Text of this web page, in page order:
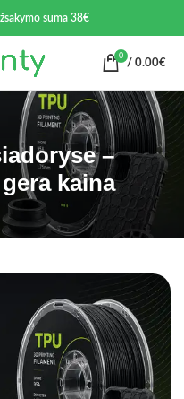
suma 38€
0
/ 0.00€
–
kaina